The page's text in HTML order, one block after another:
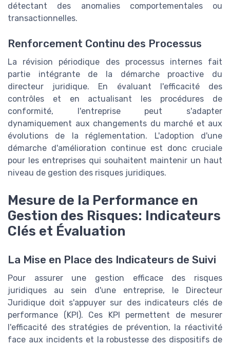
détectant des anomalies comportementales ou
transactionnelles.
Renforcement Continu des Processus
La révision périodique des processus internes fait
partie intégrante de la démarche proactive du
directeur juridique. En évaluant l'efficacité des
contrôles et en actualisant les procédures de
conformité, l'entreprise peut s'adapter
dynamiquement aux changements du marché et aux
évolutions de la réglementation. L'adoption d'une
démarche d'amélioration continue est donc cruciale
pour les entreprises qui souhaitent maintenir un haut
niveau de gestion des risques juridiques.
Mesure de la Performance en
Gestion des Risques: Indicateurs
Clés et Évaluation
La Mise en Place des Indicateurs de Suivi
Pour assurer une gestion efficace des risques
juridiques au sein d'une entreprise, le Directeur
Juridique doit s'appuyer sur des indicateurs clés de
performance (KPI). Ces KPI permettent de mesurer
l'efficacité des stratégies de prévention, la réactivité
face aux incidents et la robustesse des dispositifs de